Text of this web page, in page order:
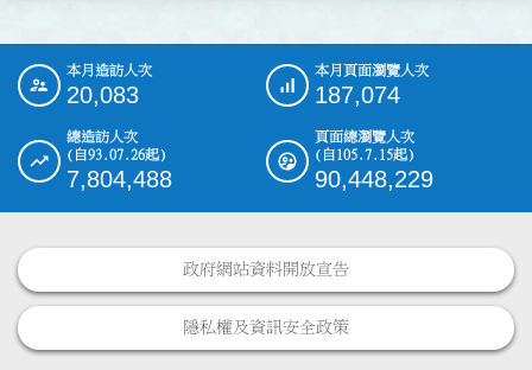
::: 本月造訪人次
20,083
本月頁面瀏覽人次
187,074
總造訪人次
(自93.07.26起)
7,804,488
頁面總瀏覽人次
(自105.7.15起)
90,448,229
政府網站資料開放宣告
隱私權及資訊安全政策